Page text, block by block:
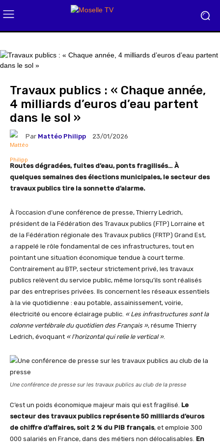
Travaux publics : « Chaque année,
4 milliards d’euros d’eau partent
dans le sol »
Par Mattéo Philipp 23/01/2026
Routes dégradées, fuites d’eau, ponts fragilisés… À
quelques semaines des élections municipales, le secteur des
travaux publics tire la sonnette d’alarme.
À l’occasion d’une conférence de presse, Thierry Ledrich,
président de la Fédération des Travaux publics (FTP) Lorraine et
de la Fédération régionale des Travaux publics (FRTP) Grand Est,
a rappelé le rôle fondamental de ces infrastructures, tout en
pointant une situation économique tendue à court terme.
Contrairement au BTP, secteur strictement privé, les travaux
publics relèvent du service public, même lorsqu’ils sont réalisés
par des entreprises privées. Ils concernent les réseaux essentiels
à la vie quotidienne : eau potable, assainissement, voirie,
électricité ou encore éclairage public. « Les infrastructures sont la
colonne vertébrale du quotidien des Français », résume Thierry
Ledrich, évoquant « l’horizontal qui relie le vertical ».
Une conférence de presse sur les travaux publics au club de la presse
C’est un poids économique majeur mais qui est fragilisé. Le
secteur des travaux publics représente 50 milliards d’euros
de chiffre d’affaires, soit 2 % du PIB français, et emploie 300
000 salariés en France, dans des métiers non délocalisables. En